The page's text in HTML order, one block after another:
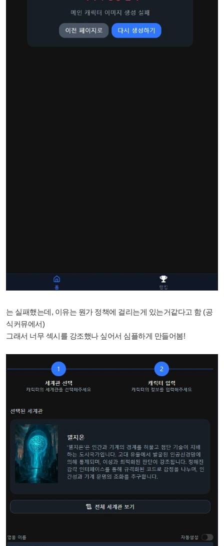
는 실패했는데, 이유는 뭔가 정책에 걸리는게 있는거같다고 함 (공
식커뮤에서)
그래서 너무 섹시를 강조했나 싶어서 심플하게 만들어봄!